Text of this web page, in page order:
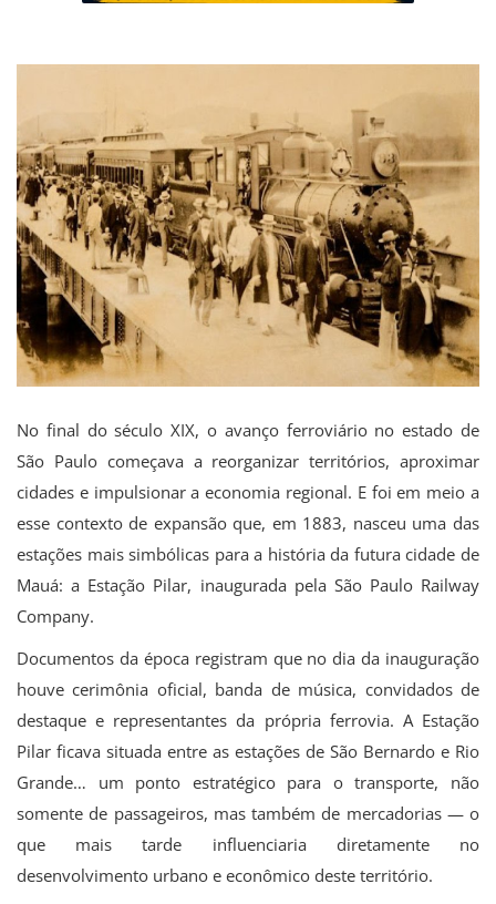
No final do século XIX, o avanço ferroviário no estado de
São Paulo começava a reorganizar territórios, aproximar
cidades e impulsionar a economia regional. E foi em meio a
esse contexto de expansão que, em 1883, nasceu uma das
estações mais simbólicas para a história da futura cidade de
Mauá: a Estação Pilar, inaugurada pela São Paulo Railway
Company.
Documentos da época registram que no dia da inauguração
houve cerimônia oficial, banda de música, convidados de
destaque e representantes da própria ferrovia. A Estação
Pilar ficava situada entre as estações de São Bernardo e Rio
Grande… um ponto estratégico para o transporte, não
somente de passageiros, mas também de mercadorias — o
que mais tarde influenciaria diretamente no
desenvolvimento urbano e econômico deste território.